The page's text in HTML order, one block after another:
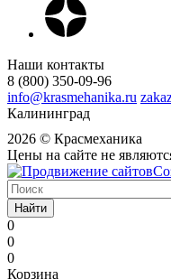
Наши контакты
8 (800) 350-09-96
info@krasmehanika.ru
Калининград
2026 © Красмеханика
Цены на сайте не
Найти
0
0
0
Корзина